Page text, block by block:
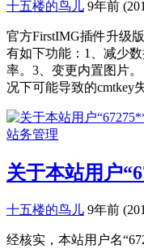
十五楼的鸟儿 9年前
官方FirstIMG插件升级
有如下功能：1、减少
率。3、变更内置图片。
况下可能导致的cmtkey
站务管理
关于本站用户
十五楼的鸟儿 9年前
经核实，本站用户名